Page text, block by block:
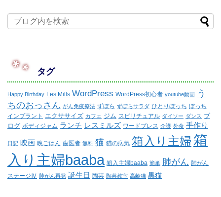
タグ
Happy Birthday Les Mills WordPress WordPress初心者 youtube動画 う
ちのおっさん がん免疫療法 ずぼら ずぼらサラダ ひとりぼっち ぼっち
インプラント エクササイズ カフェ ジム スピリチュアル ダイソー ダンス ブ
ログ ボディジャム ランチ レスミルズ ワードプレス 介護 外食 手作り
日記 映画 晩ごはん 歯医者 無料 猫 猫の病気 箱入り主婦箱
入り主婦baaba 箱入主婦baaba 簡単 肺がん 肺がん
ステージⅣ 肺がん再発 誕生日 陶芸 陶芸教室 高齢猫 黒猫